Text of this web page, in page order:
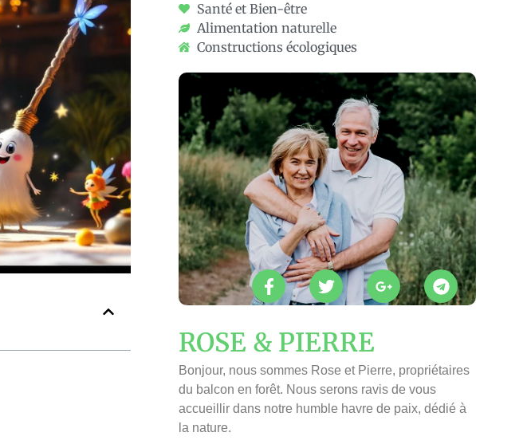
Santé et Bien-être
Alimentation naturelle
Constructions écologiques
ROSE & PIERRE
Bonjour, nous sommes Rose et Pierre, propriétaires
du balcon en forêt. Nous serons ravis de vous
accueillir dans notre humble havre de paix, dédié à
la nature.